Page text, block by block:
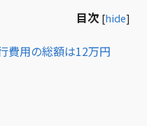
目次 [hide]
費用の総額は12万円